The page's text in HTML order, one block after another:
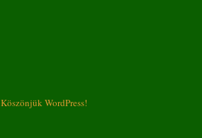
Köszönjük WordPress!